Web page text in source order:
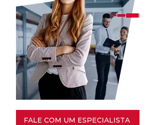
FALE COM UM ESPECIALISTA